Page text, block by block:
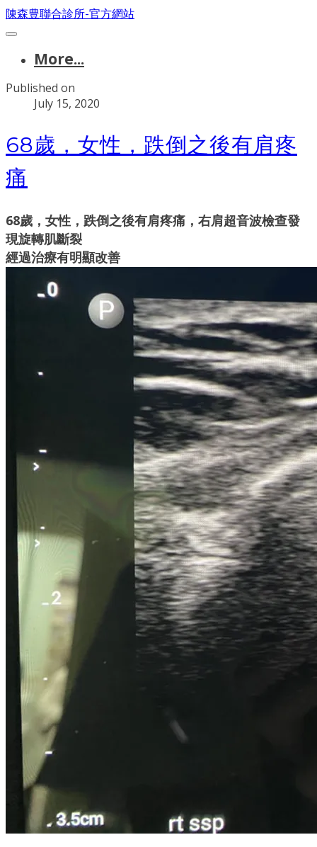
陳森豊聯合診所-官方網站
More...
Published on
July 15, 2020
​68歲，女性，跌倒之後有肩疼
痛
​68歲，女性，跌倒之後有肩疼痛，右肩超音波檢查發
現旋轉肌斷裂
​經過治療有明顯改善